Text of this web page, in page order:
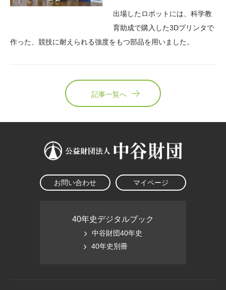
出場したロボットには、科学教
育助成で購入した3Dプリンタで
作った、競技に耐えられる強度をもつ部品を用いました。
記事一覧へ
お問い合わせ マイページ
40年史デジタルブック
中谷財団40年史
40年史別冊